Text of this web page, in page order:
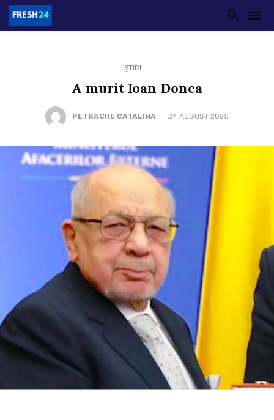
ȘTIRI
A murit Ioan Donca
PETRACHE CATALINA 24 AUGUST 2025